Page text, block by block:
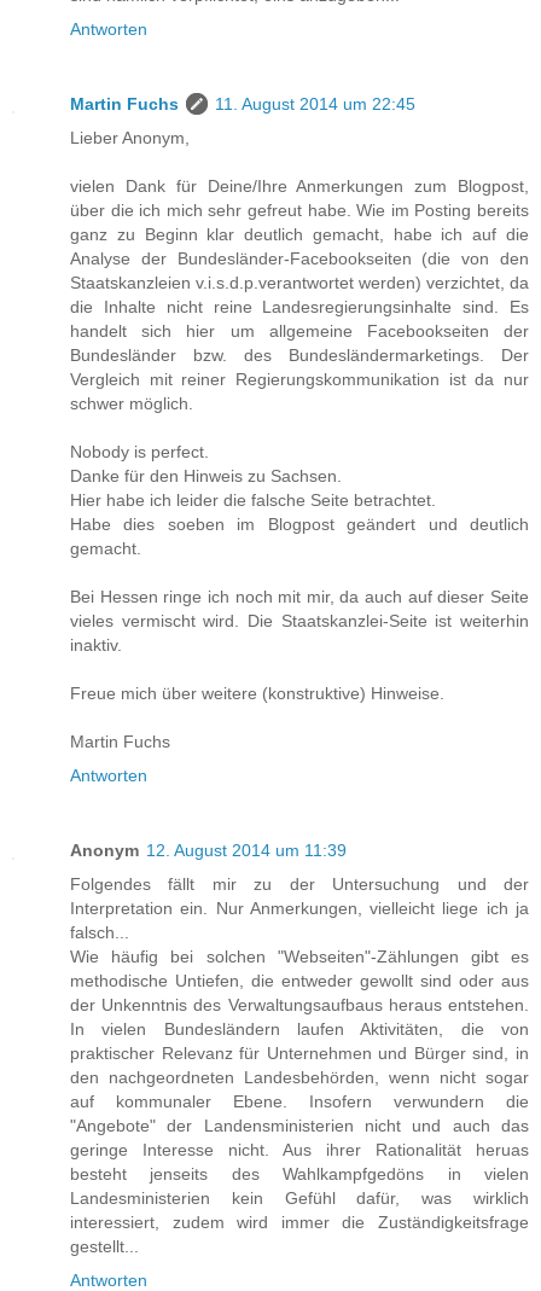
Antworten
Martin Fuchs
11. August 2014 um 22:45
Lieber Anonym,
vielen Dank für Deine/Ihre Anmerkungen zum Blogpost,
über die ich mich sehr gefreut habe. Wie im Posting bereits
ganz zu Beginn klar deutlich gemacht, habe ich auf die
Analyse der Bundesländer-Facebookseiten (die von den
Staatskanzleien v.i.s.d.p.verantwortet werden) verzichtet, da
die Inhalte nicht reine Landesregierungsinhalte sind. Es
handelt sich hier um allgemeine Facebookseiten der
Bundesländer bzw. des Bundesländermarketings. Der
Vergleich mit reiner Regierungskommunikation ist da nur
schwer möglich.
Nobody is perfect.
Danke für den Hinweis zu Sachsen.
Hier habe ich leider die falsche Seite betrachtet.
Habe dies soeben im Blogpost geändert und deutlich
gemacht.
Bei Hessen ringe ich noch mit mir, da auch auf dieser Seite
vieles vermischt wird. Die Staatskanzlei-Seite ist weiterhin
inaktiv.
Freue mich über weitere (konstruktive) Hinweise.
Martin Fuchs
Antworten
Anonym 12. August 2014 um 11:39
Folgendes fällt mir zu der Untersuchung und der
Interpretation ein. Nur Anmerkungen, vielleicht liege ich ja
falsch...
Wie häufig bei solchen "Webseiten"-Zählungen gibt es
methodische Untiefen, die entweder gewollt sind oder aus
der Unkenntnis des Verwaltungsaufbaus heraus entstehen.
In vielen Bundesländern laufen Aktivitäten, die von
praktischer Relevanz für Unternehmen und Bürger sind, in
den nachgeordneten Landesbehörden, wenn nicht sogar
auf kommunaler Ebene. Insofern verwundern die
"Angebote" der Landensministerien nicht und auch das
geringe Interesse nicht. Aus ihrer Rationalität heruas
besteht jenseits des Wahlkampfgedöns in vielen
Landesministerien kein Gefühl dafür, was wirklich
interessiert, zudem wird immer die Zuständigkeitsfrage
gestellt...
Antworten